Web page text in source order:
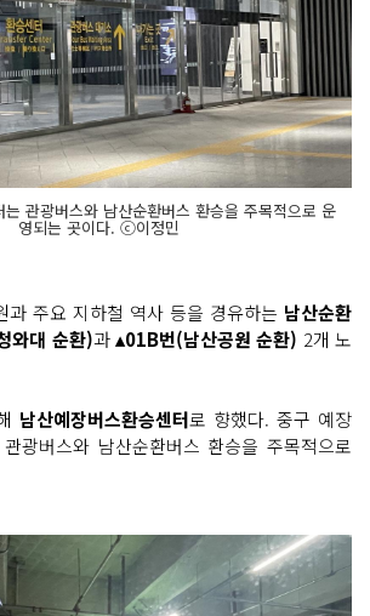
는 관광버스와 남산순환버스 환승을 주목적으로 운
영되는 곳이다. ⓒ이정민
과 주요 지하철 역사 등을 경유하는 남산순환
와대 순환)과▴01B번(남산공원 순환) 2개 노
남산예장버스환승센터로 향했다. 중구 예장
광버스와 남산순환버스 환승을 주목적으로